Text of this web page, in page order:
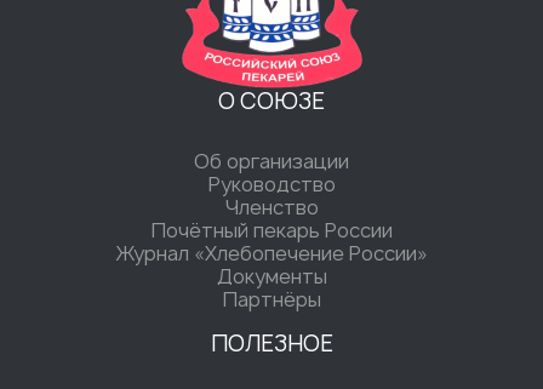
О СОЮЗЕ
Об организации
Руководство
Членство
Почётный пекарь России
Журнал «Хлебопечение России»
Документы
Партнёры
ПОЛЕЗНОЕ